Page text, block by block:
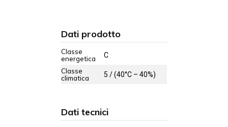
Dati prodotto
Classe
energetica
C
Classe
climatica
5 / (40°C – 40%)
Dati tecnici